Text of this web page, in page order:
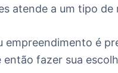
atende a um tipo
empreendimento é
então fazer sua